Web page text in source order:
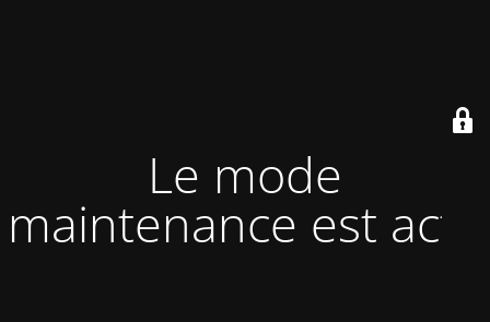
Le mode
maintenance est actif